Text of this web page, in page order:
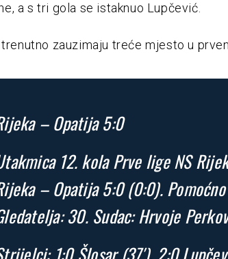
a s tri gola se istaknuo Lupčević.
zauzimaju treće mjesto u
– Opatija 5:0
12. kola Prve lige NS
– Opatija 5:0 (0:0).
30. Sudac: Hrvoje
1:0 Šlosar (37′), 2:0